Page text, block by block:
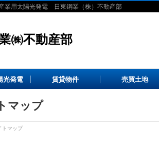
業用太陽光発電 日東鋼業（株）不動産部
㈱不動産部
光発電 賃貸物件 売買土地
マップ
トマップ